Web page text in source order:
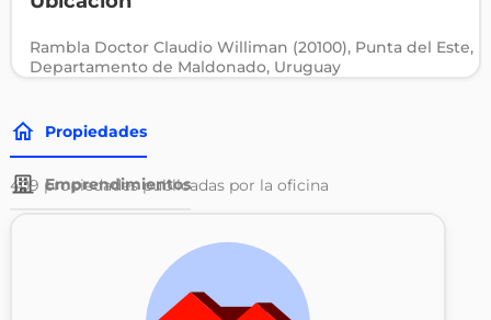
Rambla Doctor Claudio Williman (20100), Punta del Este,
Departamento de Maldonado, Uruguay
Propiedades
Emprendimientos
409 propiedades publicadas por la oficina